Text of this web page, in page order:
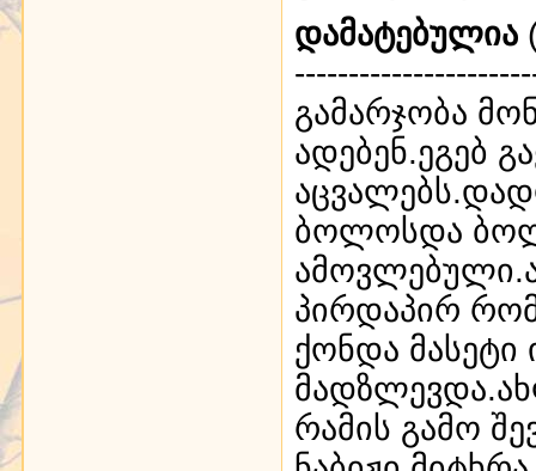
დამატებულია
გამარჯობა
ადებენ.ეგებ
ბოლოსდა
პირდაპირ
ქონდა
რამის გამო